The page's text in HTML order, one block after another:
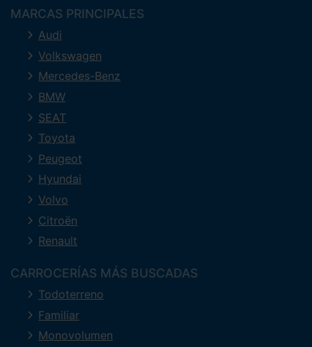
MARCAS PRINCIPALES
Audi
Volkswagen
Mercedes-Benz
BMW
SEAT
Toyota
Peugeot
Hyundai
Volvo
Citroën
Renault
CARROCERÍAS MÁS BUSCADAS
Todoterreno
Familiar
Monovolumen